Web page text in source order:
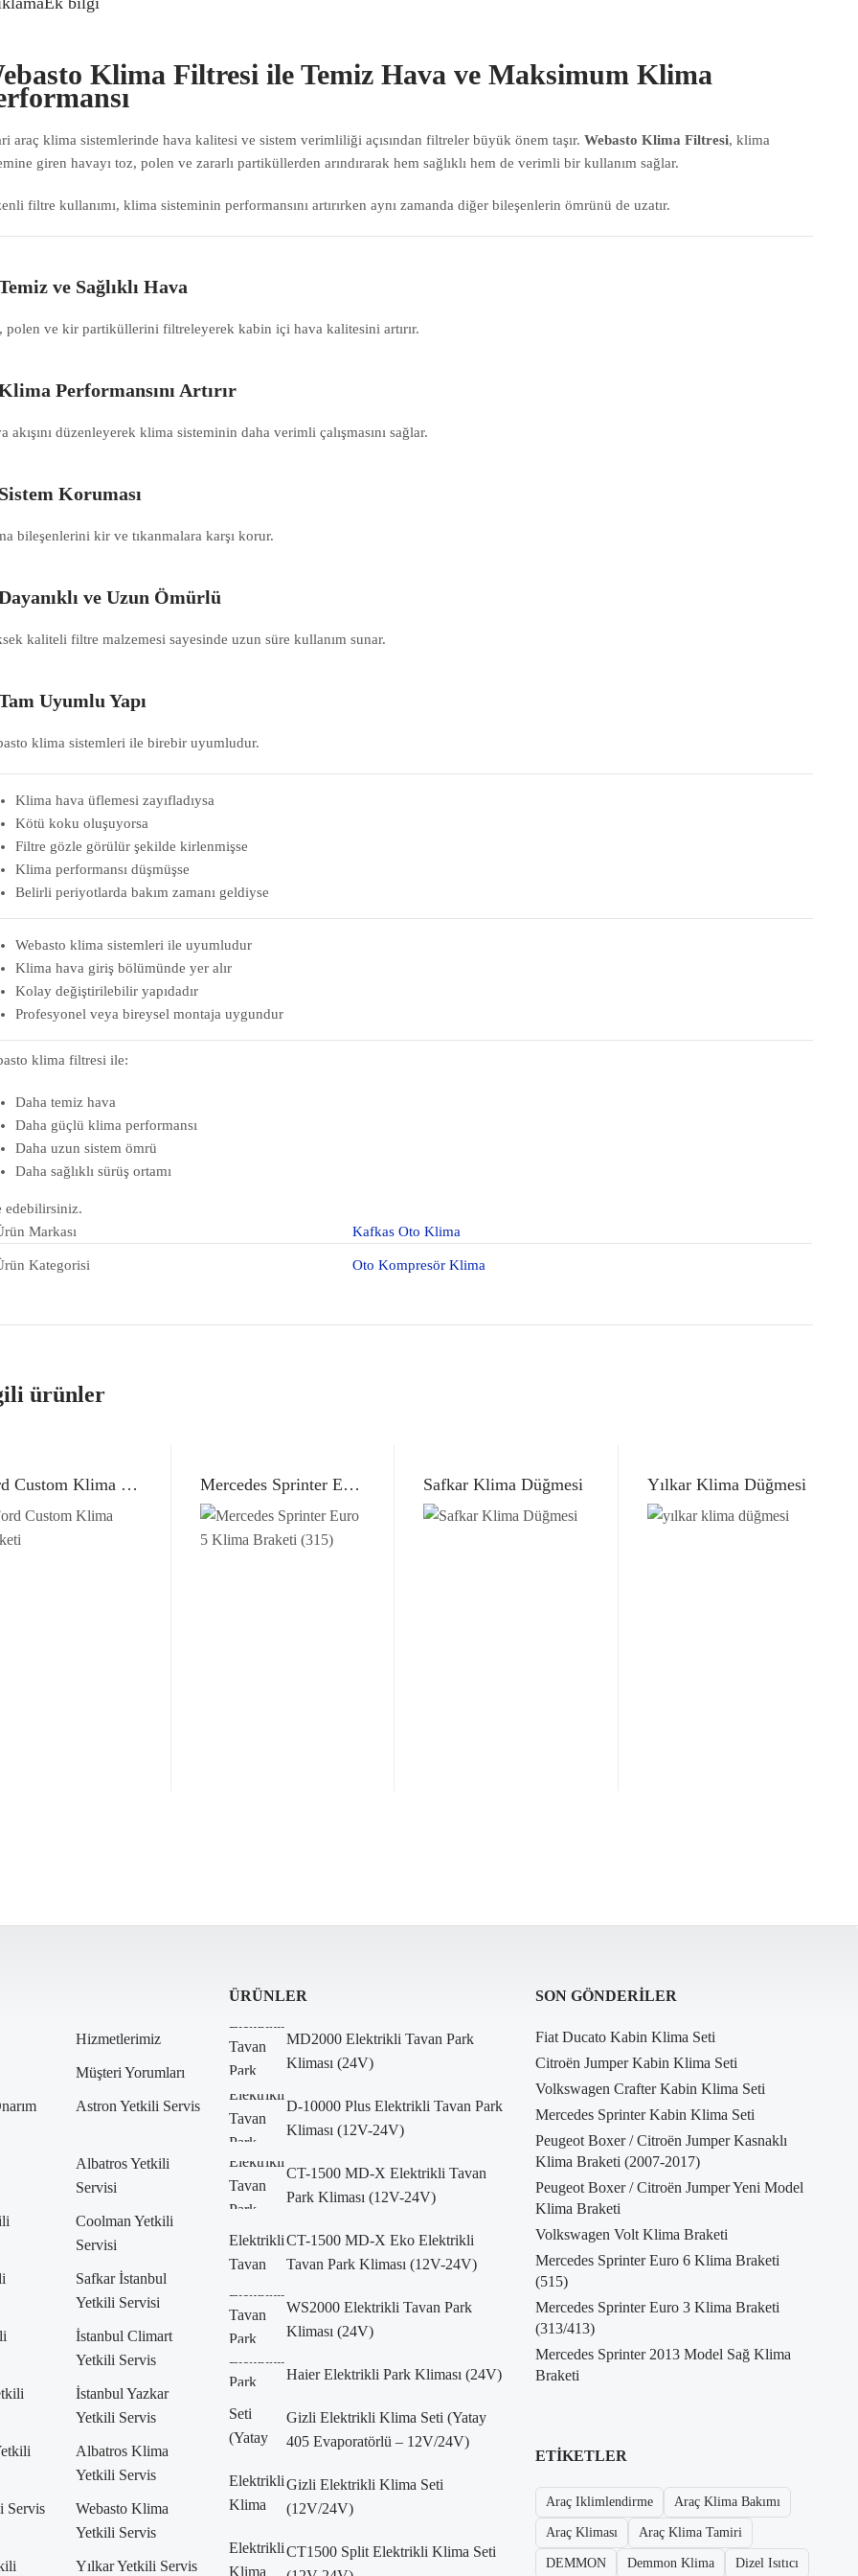
Klima Filtresi ile Temiz Hava ve Maksimum Klima
araç klima sistemlerinde hava kalitesi ve sistem verimliliği açısından filtreler büyük önem taşır.Webasto Klima Filtresi, klima
giren havayı toz, polen ve zararlı partiküllerden arındırarak hem sağlıklı hem de verimli bir kullanım sağlar.
filtre kullanımı, klima sisteminin performansını artırırken aynı zamanda diğer bileşenlerin ömrünü de uzatır.
ve Sağlıklı Hava
polen ve kir partiküllerini filtreleyerek kabin içi hava kalitesini artırır.
Performansını Artırır
akışını düzenleyerek klima sisteminin daha verimli çalışmasını sağlar.
Koruması
bileşenlerini kir ve tıkanmalara karşı korur.
ve Uzun Ömürlü
kaliteli filtre malzemesi sayesinde uzun süre kullanım sunar.
Uyumlu Yapı
klima sistemleri ile birebir uyumludur.
Klima hava üflemesi zayıfladıysa
Kötü koku oluşuyorsa
Filtre gözle görülür şekilde kirlenmişse
Klima performansı düşmüşse
Belirli periyotlarda bakım zamanı geldiyse
Webasto klima sistemleri ile uyumludur
Klima hava giriş bölümünde yer alır
Kolay değiştirilebilir yapıdadır
Profesyonel veya bireysel montaja uygundur
klima filtresi ile:
Daha temiz hava
Daha güçlü klima performansı
Daha uzun sistem ömrü
Daha sağlıklı sürüş ortamı
edebilirsiniz.
Markası
Kafkas Oto Klima
Kategorisi Oto Kompresör Klima
ürünler
Ford Custom Klima Braketi Mercedes Sprinter Euro 5 Klima Braketi (315) Safkar Klima Düğmesi Yılkar Klima Düğmesi
Hizmetlerimiz
Müşteri Yorumları
Astron Yetkili Servis
Albatros Yetkili
Servisi
Coolman Yetkili
Servisi
Safkar İstanbul
Yetkili Servisi
İstanbul Climart
Yetkili Servis
İstanbul Yazkar
Yetkili Servis
Albatros Klima
Yetkili Servis
Servis
Webasto Klima
Yetkili Servis
Yılkar Yetkili Servis
ÜRÜNLER
MD2000 Elektrikli Tavan Park
Kliması (24V)
D-10000 Plus Elektrikli Tavan Park
Kliması (12V-24V)
CT-1500 MD-X Elektrikli Tavan
Park Kliması (12V-24V)
CT-1500 MD-X Eko Elektrikli
Tavan Park Kliması (12V-24V)
WS2000 Elektrikli Tavan Park
Kliması (24V)
Haier Elektrikli Park Kliması (24V)
Gizli Elektrikli Klima Seti (Yatay
405 Evaporatörlü – 12V/24V)
Gizli Elektrikli Klima Seti
(12V/24V)
CT1500 Split Elektrikli Klima Seti
SON GÖNDERILER
Fiat Ducato Kabin Klima Seti
Citroën Jumper Kabin Klima Seti
Volkswagen Crafter Kabin Klima Seti
Mercedes Sprinter Kabin Klima Seti
Peugeot Boxer / Citroën Jumper Kasnaklı
Klima Braketi (2007-2017)
Peugeot Boxer / Citroën Jumper Yeni Model
Klima Braketi
Volkswagen Volt Klima Braketi
Mercedes Sprinter Euro 6 Klima Braketi
(515)
Mercedes Sprinter Euro 3 Klima Braketi
(313/413)
Mercedes Sprinter 2013 Model Sağ Klima
Braketi
ETIKETLER
Araç Iklimlendirme Araç Klima Bakımı
Araç Kliması Araç Klima Tamiri
DEMMON Demmon Klima Dizel Isıtıcı